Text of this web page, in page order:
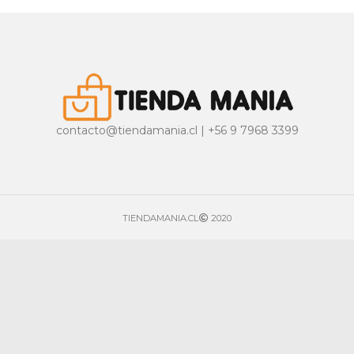
contacto@tiendamania.cl | +56 9 7968 3399
TIENDAMANIA.CL 2020